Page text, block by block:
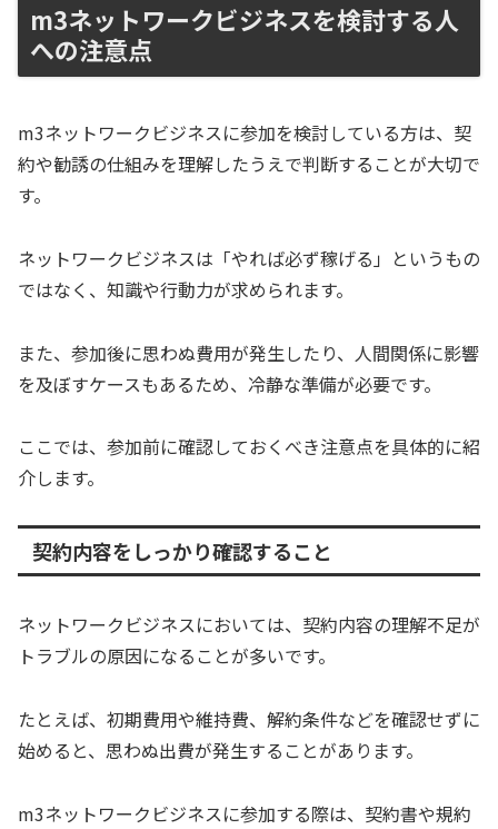
m3ネットワークビジネスを検討する人
への注意点
m3ネットワークビジネスに参加を検討している方は、契
約や勧誘の仕組みを理解したうえで判断することが大切で
す。
ネットワークビジネスは「やれば必ず稼げる」というもの
ではなく、知識や行動力が求められます。
また、参加後に思わぬ費用が発生したり、人間関係に影響
を及ぼすケースもあるため、冷静な準備が必要です。
ここでは、参加前に確認しておくべき注意点を具体的に紹
介します。
契約内容をしっかり確認すること
ネットワークビジネスにおいては、契約内容の理解不足が
トラブルの原因になることが多いです。
たとえば、初期費用や維持費、解約条件などを確認せずに
始めると、思わぬ出費が発生することがあります。
m3ネットワークビジネスに参加する際は、契約書や規約